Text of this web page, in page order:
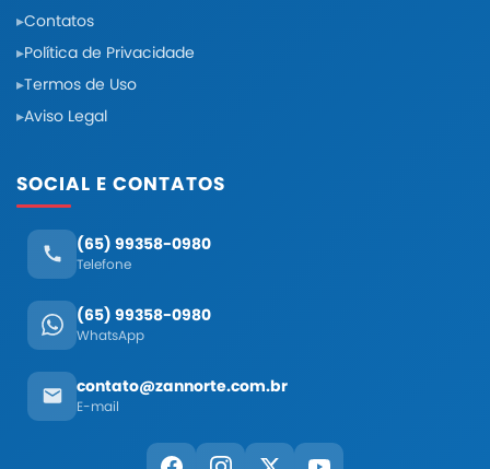
Contatos
Política de Privacidade
Termos de Uso
Aviso Legal
SOCIAL E CONTATOS
(65) 99358-0980
Telefone
(65) 99358-0980
WhatsApp
contato@zannorte.com.br
E-mail